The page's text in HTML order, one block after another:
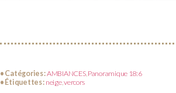
• Catégories :AMBIANCES,Panoramique 18:6
• Étiquettes : neige,vercors